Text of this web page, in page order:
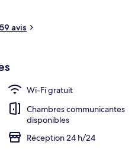
avis
Wi-Fi gratuit
Chambres communicantes
disponibles
Réception 24 h/24